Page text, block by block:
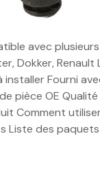
avec
Dokker, Renault
installer Fourni
pièce OE
Comment
Liste des paquets